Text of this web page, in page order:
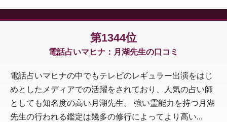
第1344位
電話占いマヒナ：月湖先生の口コミ
電話占いマヒナの中でもテレビのレギュラー出演をはじ
めとしたメディアでの活躍をされており、人気の占い師
としても知名度の高い月湖先生。 強い霊能力を持つ月湖
先生の行われる鑑定は幾多の修行によってより高い...